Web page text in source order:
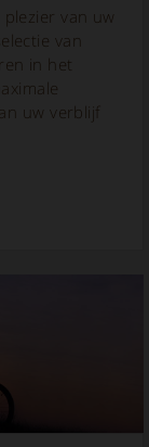
van uw
van
in het
uw verblijf